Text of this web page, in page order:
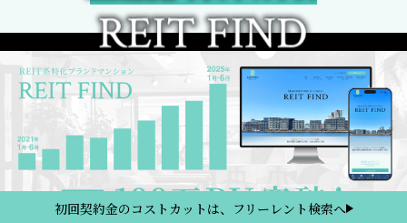
初回契約金のコストカットは、フリーレント検索へ